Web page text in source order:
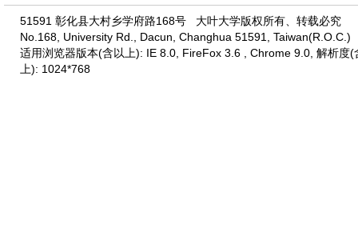
51591 彰化县大村乡学府路168号 大叶大学版权所有、转载必究
No.168, University Rd., Dacun, Changhua 51591, Taiwan(R.O.C.)
适用浏览器版本(含以上): IE 8.0, FireFox 3.6 , Chrome 9.0, 解析度(
上): 1024*768